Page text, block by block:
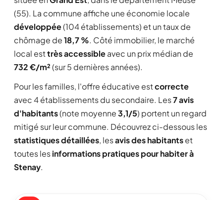
(55). La commune affiche une économie locale
développée(104 établissements) et un taux de
chômage de18,7 %. Côté immobilier, le marché
local esttrès accessibleavec un prix médian de
732 €/m²(sur 5 dernières années).
Pour les familles, l'offre éducative estcorrecte
avec 4 établissements du secondaire. Les7 avis
d'habitants(note moyenne3,1/5) portent un regard
mitigé sur leur commune. Découvrez ci-dessous les
statistiques détaillées, lesavis des habitantset
toutes lesinformations pratiques pour habiter à
Stenay.